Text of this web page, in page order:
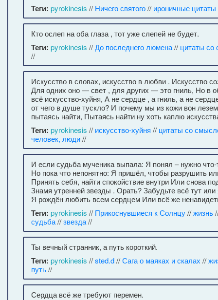
Теги: pyrokinesis // Ничего святого// ироничные цитаты
Кто ослеп на оба глаза , тот уже слепей не будет.
Теги: pyrokinesis //До последнего люмена// цитаты
//
Искусство в словах, искусство в любви . Искусство
Для одних оно — свет , для других — это гниль, Но в
всё искусство-хуйня, А не сердце , а гниль, а не
от чего в душе тускло? И почему мы из кожи вон
пытаясь найти, Пытаясь найти ну хоть каплю
Теги: pyrokinesis // искусство-хуйня // цитаты со
человек, люди//
И если судьба мученика выпала: Я понял – нужно что-
Но пока что непонятно: Я пришёл, чтобы разрушить
Принять себя, найти спокойствие внутри Или снова
Знамя утренней звезды . Орать? Забудьте всё тут или
Я рождён любить всем сердцем Или всё же
Теги: pyrokinesis // Прикоснувшиеся к Солнцу//жизнь
судьба//звезда//
Ты вечный странник, а путь короткий.
Теги: pyrokinesis //sted.d//Сага о маяках и скалах //
путь//
Сердца всё же требуют перемен.